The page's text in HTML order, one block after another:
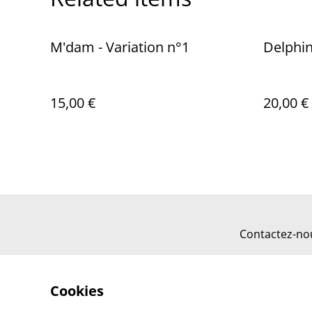
M'dam - Variation n°1
15,00 € 20,00 €
Contactez-
Cookies